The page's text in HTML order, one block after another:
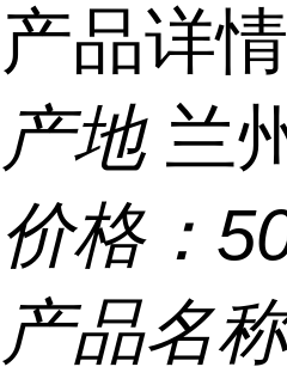
产品详情
产地 兰
价格：
产品名称